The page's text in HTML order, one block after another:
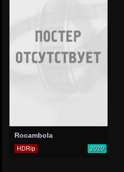
Rocambola
HDRip 2020